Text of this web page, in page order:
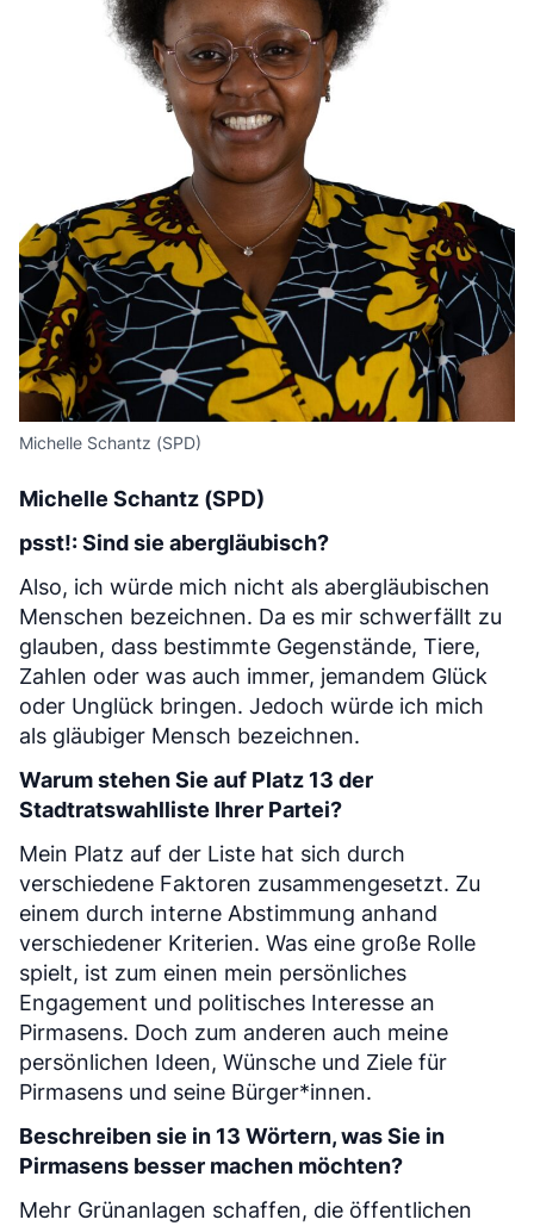
Michelle Schantz (SPD)
Michelle Schantz (SPD)
psst!: Sind sie abergläubisch?
Also, ich würde mich nicht als abergläubischen
Menschen bezeichnen. Da es mir schwerfällt zu
glauben, dass bestimmte Gegenstände, Tiere,
Zahlen oder was auch immer, jemandem Glück
oder Unglück bringen. Jedoch würde ich mich
als gläubiger Mensch bezeichnen.
Warum stehen Sie auf Platz 13 der
Stadtratswahlliste Ihrer Partei?
Mein Platz auf der Liste hat sich durch
verschiedene Faktoren zusammengesetzt. Zu
einem durch interne Abstimmung anhand
verschiedener Kriterien. Was eine große Rolle
spielt, ist zum einen mein persönliches
Engagement und politisches Interesse an
Pirmasens. Doch zum anderen auch meine
persönlichen Ideen, Wünsche und Ziele für
Pirmasens und seine Bürger*innen.
Beschreiben sie in 13 Wörtern, was Sie in
Pirmasens besser machen möchten?
Mehr Grünanlagen schaffen, die öffentlichen